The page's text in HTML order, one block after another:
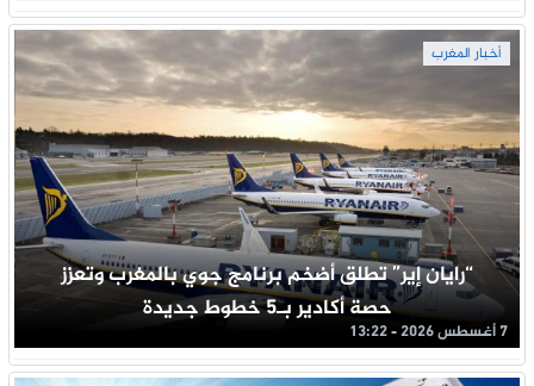
أخبار المغرب
“رايان إير” تطلق أضخم برنامج جوي بالمغرب وتعزز
حصة أكادير بـ5 خطوط جديدة
7 أغسطس 2026 - 13:22